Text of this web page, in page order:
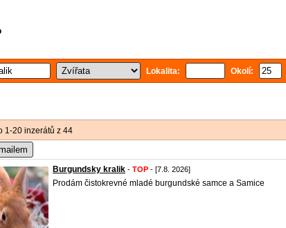
Lokalita: Okolí:
1-20 inzerátů z 44
Burgundsky kralik - TOP - [7.8. 2026]
Prodám čistokrevné mladé burgundské samce a Samice